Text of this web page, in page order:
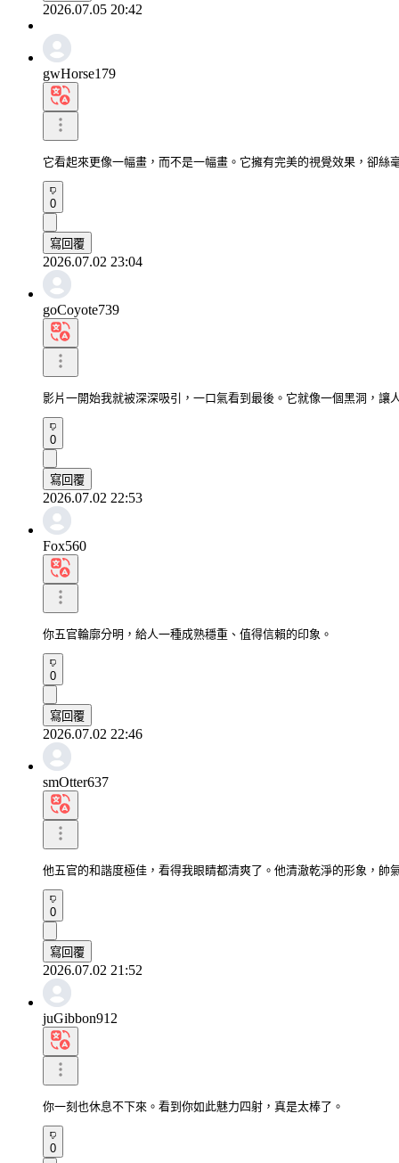
2026.07.05 20:42
gwHorse179
它看起來更像一幅畫，而不是一幅畫。它擁有完美的視覺效果，卻絲
0
寫回覆
2026.07.02 23:04
goCoyote739
影片一開始我就被深深吸引，一口氣看到最後。它就像一個黑洞，讓
0
寫回覆
2026.07.02 22:53
Fox560
你五官輪廓分明，給人一種成熟穩重、值得信賴的印象。
0
寫回覆
2026.07.02 22:46
smOtter637
他五官的和諧度極佳，看得我眼睛都清爽了。他清澈乾淨的形象，帥
0
寫回覆
2026.07.02 21:52
juGibbon912
你一刻也休息不下來。看到你如此魅力四射，真是太棒了。
0